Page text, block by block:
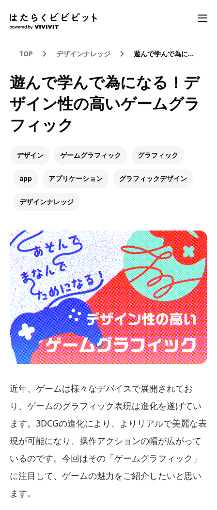
TOP デザインナレッジ 遊んで学んで為になる！デザイン性の高いゲームグラフィック
遊んで学んで為になる！デ
ザイン性の高いゲームグラ
フィック
デザイン ゲームグラフィック グラフィック
app アプリケーション グラフィックデザイン
デザインナレッジ
近年、ゲームは様々なデバイスで展開されてお
り、ゲームのグラフィック表現は進化を遂げてい
ます。3DCGの進化により、よりリアルで美麗な表
現が可能になり、操作アクションの幅が広がって
いるのです。今回はその「ゲームグラフィック」
に注目して、ゲームの魅力をご紹介したいと思い
ます。